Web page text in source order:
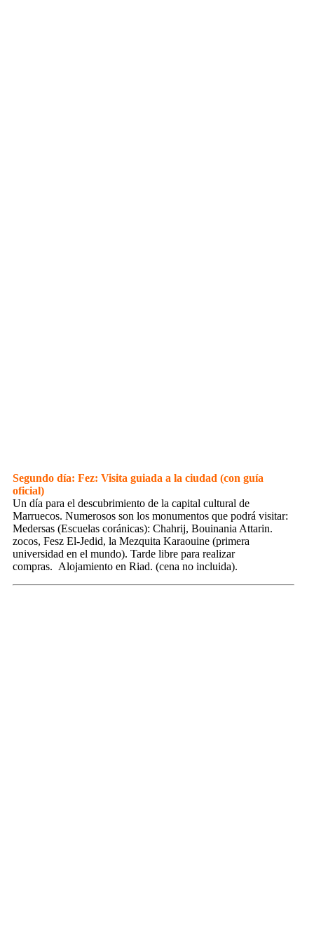
Segundo día: Fez: Visita guiada a la ciudad (con guía
oficial)
Un día para el descubrimiento de la capital cultural de
Marruecos. Numerosos son los monumentos que podrá visitar:
Medersas (Escuelas coránicas): Chahrij, Bouinania Attarin.
zocos, Fesz El-Jedid, la Mezquita Karaouine (primera
universidad en el mundo). Tarde libre para realizar
compras. Alojamiento en Riad. (cena no incluida).